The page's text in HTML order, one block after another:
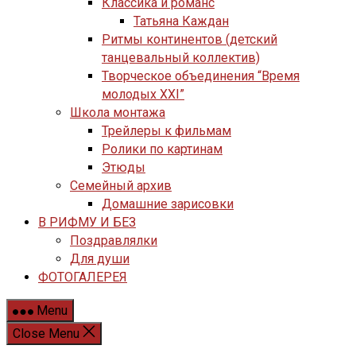
Классика и романс
Татьяна Каждан
Ритмы континентов (детский
танцевальный коллектив)
Творческое объединения “Время
молодых XXI”
Школа монтажа
Трейлеры к фильмам
Ролики по картинам
Этюды
Семейный архив
Домашние зарисовки
В РИФМУ И БЕЗ
Поздравлялки
Для души
ФОТОГАЛЕРЕЯ
Menu
Close Menu